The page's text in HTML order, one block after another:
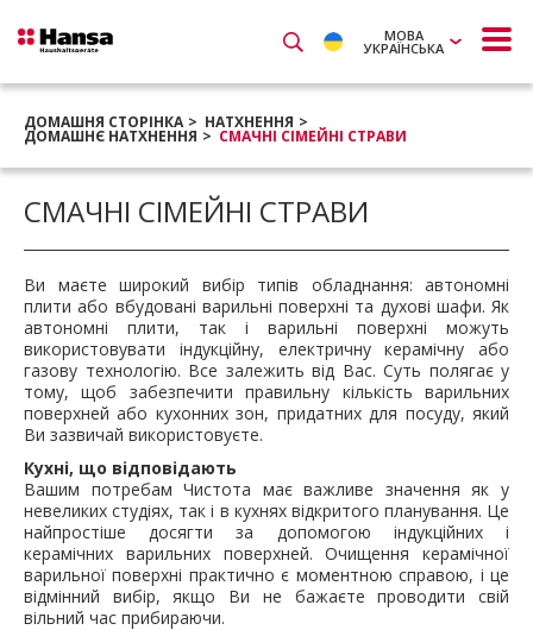
МОВА
УКРАЇНСЬКА
ДОМАШНЯ СТОРІНКА НАТХНЕННЯ
ДОМАШНЄ НАТХНЕННЯ СМАЧНІ СІМЕЙНІ СТРАВИ
СМАЧНІ СІМЕЙНІ СТРАВИ
Ви маєте широкий вибір типів обладнання: автономні
плити або вбудовані варильні поверхні та духові шафи. Як
автономні плити, так і варильні поверхні можуть
використовувати індукційну, електричну керамічну або
газову технологію. Все залежить від Вас. Суть полягає у
тому, щоб забезпечити правильну кількість варильних
поверхней або кухонних зон, придатних для посуду, який
Ви зазвичай використовуєте.
Кухні, що відповідають
Вашим потребам Чистота має важливе значення як у
невеликих студіях, так і в кухнях відкритого планування. Це
найпростіше досягти за допомогою індукційних і
керамічних варильних поверхней. Очищення керамічної
варильної поверхні практично є моментною справою, і це
відмінний вибір, якщо Ви не бажаєте проводити свій
вільний час прибираючи.